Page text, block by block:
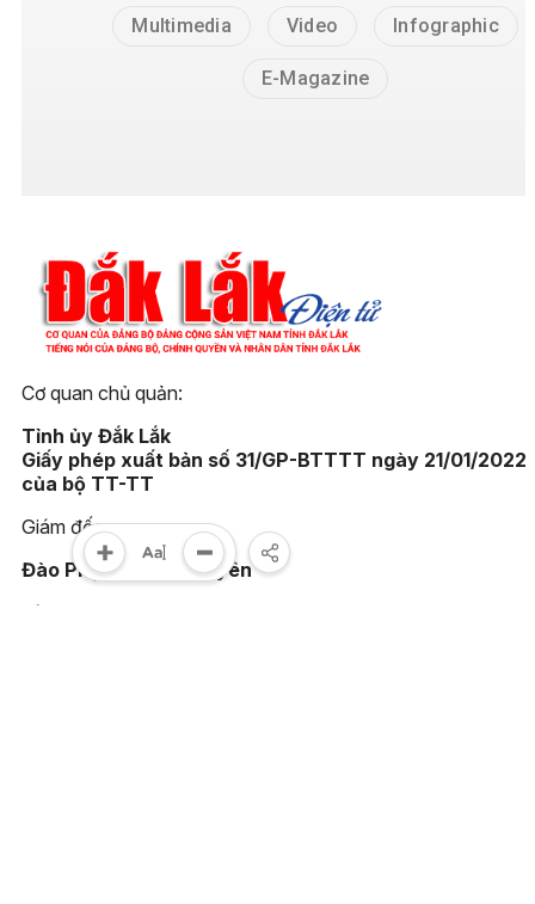
Multimedia Video Infographic
E-Magazine
Cơ quan chủ quản:
Tỉnh ủy Đắk Lắk
Giấy phép xuất bản số 31/GP-BTTTT ngày 21/01/2022
của bộ TT-TT
Giám đốc:
Đào Phạm Hoàng Quyên
Tòa soạn: